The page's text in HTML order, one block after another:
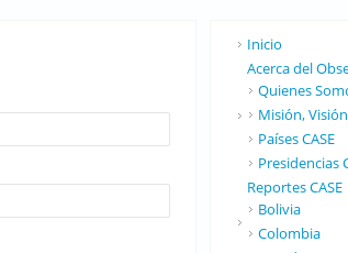
Inicio
Acerca del
Quienes
Misión,
Países CASE
Presidencias
Reportes CASE
Bolivia
Colombia